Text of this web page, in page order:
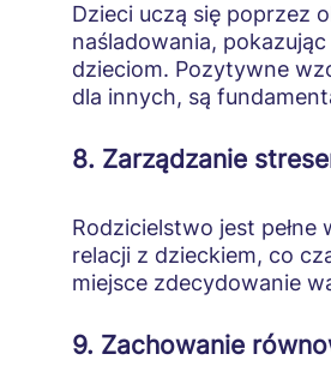
Dzieci uczą się poprzez
naśladowania,
dzieciom. Pozytywne
dla innych, są
8. Zarządzanie
Rodzicielstwo jest
relacji z dzieckiem, co
miejsce zdecydowanie
9. Zachowanie